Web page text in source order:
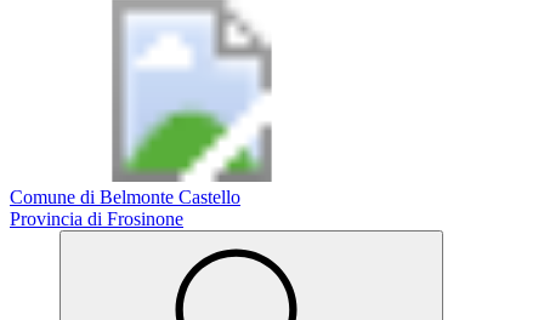
Comune di Belmonte Castello
Provincia di Frosinone